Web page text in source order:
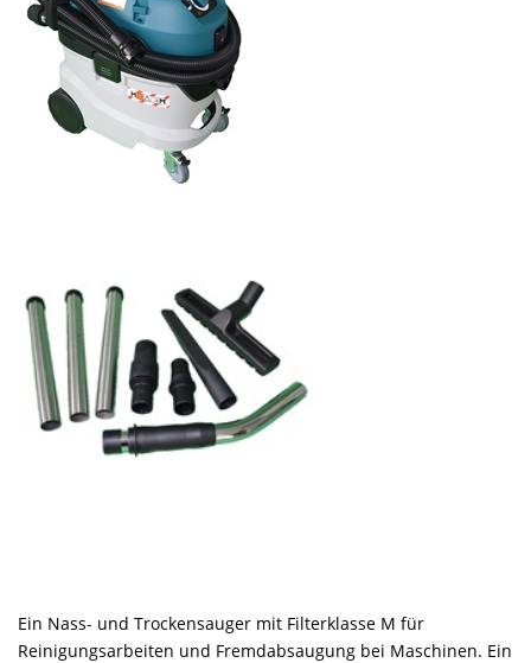
Ein Nass- und Trockensauger mit Filterklasse M für
Reinigungsarbeiten und Fremdabsaugung bei Maschinen. Ein